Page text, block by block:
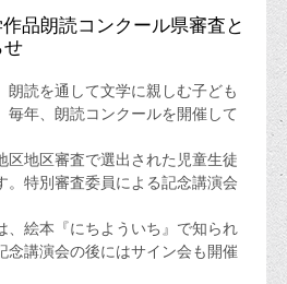
品朗読コンクール県審査と
せ
読を通して文学に親しむ子ども
毎年、朗読コンクールを開催して
地区審査で選出された児童生徒
。特別審査委員による記念講演会
絵本『にちよういち』で知られ
念講演会の後にはサイン会も開催